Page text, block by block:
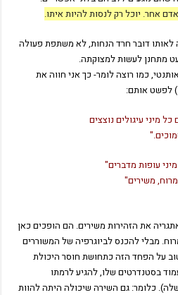
אחר. יוכל רק לנסות להיות איתו.
דובר חרד הנחות, לא משתפת פעולה
מתחנן לעשות למצוקתה.
כמו רוצה לומר- כך אני חווה את
לפשט אותם:
כל מיני עיגולים נוצצים
עופות מדברים"
משירים"
את הזהירות משירים. הם הופכים כאן
מבלי להכנס לביוגרפיה של המשוררים
על הפחד הזה כתחושת חוסר היכולת
בסטנדרטים שלו, להגיע לרמתו
כלומר: גם השירה שיכולה היתה להוות